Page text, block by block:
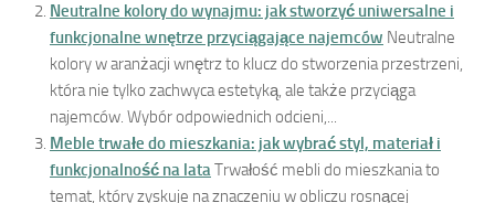
Neutralne kolory do wynajmu: jak stworzyć uniwersalne i
funkcjonalne wnętrze przyciągające najemców Neutralne
kolory w aranżacji wnętrz to klucz do stworzenia przestrzeni,
która nie tylko zachwyca estetyką, ale także przyciąga
najemców. Wybór odpowiednich odcieni,...
Meble trwałe do mieszkania: jak wybrać styl, materiał i
funkcjonalność na lataTrwałość mebli do mieszkania to
temat, który zyskuje na znaczeniu w obliczu rosnącej